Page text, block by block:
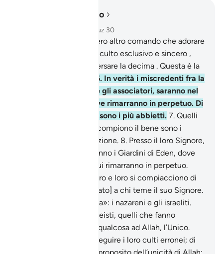
Leggere nel contesto
Capitolo 98, Pagina 599, Juz 30
eppure non ricevettero altro comando che adorare
Allah, tributandoGli un culto esclusivo e sincero ,
eseguire l’orazione e versare la decima . Questa è la
6. In verità i miscredenti fra la
gente della Scrittura e gli associatori, saranno nel
fuoco dell’Inferno, dove rimarranno in perpetuo. Di
tutta la creazione essi sono i più abbietti. 7. Quelli
che invece credono e compiono il bene sono i
migliori di tutta la creazione. 8. Presso il loro Signore,
la loro ricompensa saranno i Giardini di Eden, dove
scorrono i ruscelli, in cui rimarranno in perpetuo.
Allah Si compiace di loro e loro si compiacciono di
Lui. Ecco [cosa è riservato] a chi teme il suo Signore.
«la gente della Scrittura»: i nazareni e gli israeliti.
«gli associatori»; i politeisti, quelli che fanno
associazione (shirk) di qualcosa ad Allah, l’Unico.
«non cesseranno»: di seguire i loro culti erronei; di